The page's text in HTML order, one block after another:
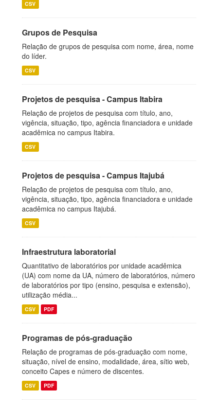
CSV
Grupos de Pesquisa
Relação de grupos de pesquisa com nome, área, nome
do líder.
CSV
Projetos de pesquisa - Campus Itabira
Relação de projetos de pesquisa com título, ano,
vigência, situação, tipo, agência financiadora e unidade
acadêmica no campus Itabira.
CSV
Projetos de pesquisa - Campus Itajubá
Relação de projetos de pesquisa com título, ano,
vigência, situação, tipo, agência financiadora e unidade
acadêmica no campus Itajubá.
CSV
Infraestrutura laboratorial
Quantitativo de laboratórios por unidade acadêmica
(UA) com nome da UA, número de laboratórios, número
de laboratórios por tipo (ensino, pesquisa e extensão),
utilização média...
CSV PDF
Programas de pós-graduação
Relação de programas de pós-graduação com nome,
situação, nível de ensino, modalidade, área, sítio web,
conceito Capes e número de discentes.
CSV PDF